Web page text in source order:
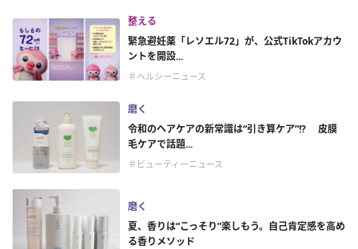
整える
緊急避妊薬「レソエル72」が、公式TikTokアカウ
ントを開設...
＃ヘルシーニュース
磨く
令和のヘアケアの新常識は“引き算ケア”!? 皮膜
毛ケアで話題...
＃ビューティーニュース
磨く
夏、香りは“こっそり”楽しもう。自己肯定感を高め
る香りメソッド